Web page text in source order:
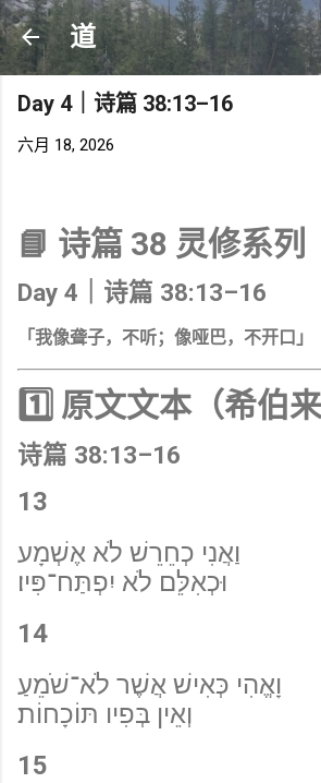
跳至主要内容
道
Day 4｜诗篇 38:13–16
六月 18, 2026
📘 诗篇 38 灵修系列
Day 4｜诗篇 38:13–16
「我像聋子，不听；像哑巴，不开口」
1️⃣ 原文文本（希伯来
诗篇 38:13–16
13
וַאֲנִי כְחֵרֵשׁ לֹא אֶשְׁמָע
וּכְאִלֵּם לֹא יִפְתַּח־פִּיו׃
14
וָאֱהִי כְּאִישׁ אֲשֶׁר לֹא־שֹׁמֵעַ
וְאֵין בְּפִיו תּוֹכָחוֹת׃
15